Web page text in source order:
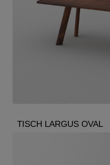
TISCH LARGUS OVAL